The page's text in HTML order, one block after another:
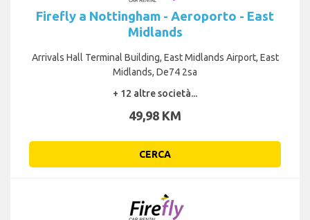
Firefly a Nottingham - Aeroporto - East
Midlands
Arrivals Hall Terminal Building, East Midlands Airport, East
Midlands, De74 2sa
+ 12 altre società...
49,98 KM
CERCA